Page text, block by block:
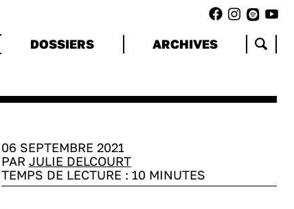
DOSSIERS ARCHIVES
06 SEPTEMBRE 2021
PAR JULIE DELCOURT
TEMPS DE LECTURE : 10 MINUTES